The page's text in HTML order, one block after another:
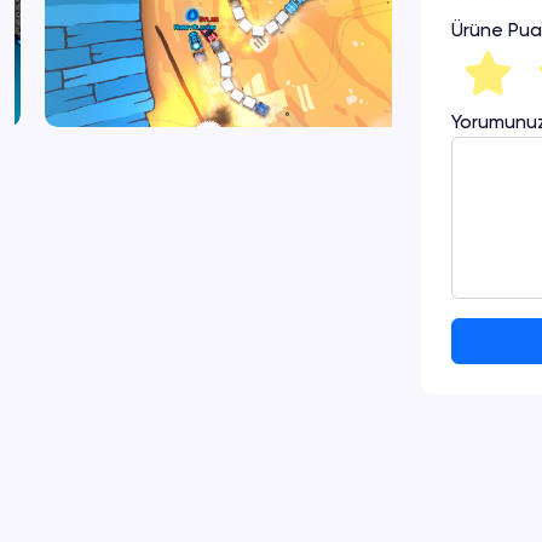
Ürüne